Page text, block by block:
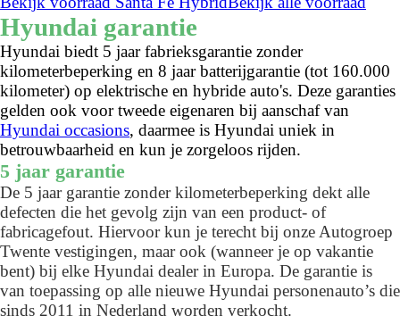
Hyundai garantie
Hyundai biedt 5 jaar fabrieksgarantie zonder
kilometerbeperking en 8 jaar batterijgarantie (tot 160.000
kilometer) op elektrische en hybride auto's. Deze garanties
gelden ook voor tweede eigenaren bij aanschaf van
Hyundai occasions, daarmee is Hyundai uniek in
betrouwbaarheid en kun je zorgeloos rijden.
5 jaar garantie
De 5 jaar garantie zonder kilometerbeperking dekt alle
defecten die het gevolg zijn van een product- of
fabricagefout. Hiervoor kun je terecht bij onze Autogroep
Twente vestigingen, maar ook (wanneer je op vakantie
bent) bij elke Hyundai dealer in Europa. De garantie is
van toepassing op alle nieuwe Hyundai personenauto’s die
sinds 2011 in Nederland worden verkocht.